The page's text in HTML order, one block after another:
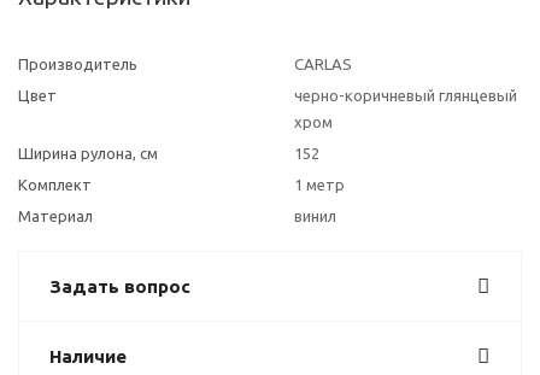
Производитель
CARLAS
Цвет
черно-коричневый глянцевый
хром
Ширина рулона, см
152
Комплект
1 метр
Материал
винил
Задать вопрос
Наличие